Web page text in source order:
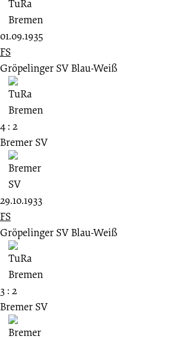
01.09.1935
FS
Gröpelinger SV Blau-Weiß
4 : 2
Bremer SV
29.10.1933
FS
Gröpelinger SV Blau-Weiß
3 : 2
Bremer SV